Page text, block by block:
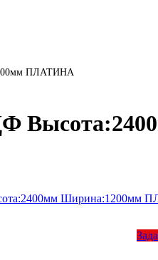
ПЛАТИНА